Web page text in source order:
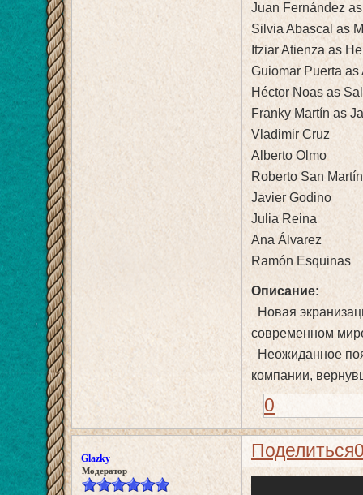
Juan Fernández
Silvia Abascal as
Itziar Atienza as
Guiomar Puerta
Héctor Noas as
Franky Martín as
Vladimir Cruz
Alberto Olmo
Roberto San Martín
Javier Godino
Julia Reina
Ana Álvarez
Ramón Esquinas
Описание:
Новая
современном
Неожиданное
компании,
0
Поделиться
Glazky
Модератор